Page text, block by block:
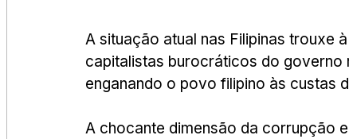
A situação atual nas Filipinas trouxe
capitalistas burocráticos do governo
enganando o povo filipino às custas
A chocante dimensão da corrupção